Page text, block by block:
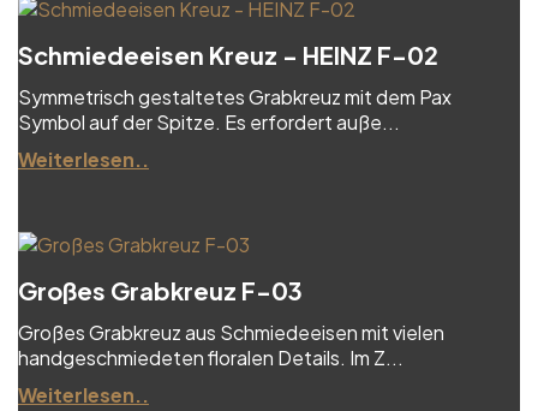
Schmiedeeisen Kreuz - HEINZ F-02
Symmetrisch gestaltetes Grabkreuz mit dem Pax
Symbol auf der Spitze. Es erfordert auße...
Weiterlesen..
Großes Grabkreuz F-03
Großes Grabkreuz aus Schmiedeeisen mit vielen
handgeschmiedeten floralen Details. Im Z...
Weiterlesen..